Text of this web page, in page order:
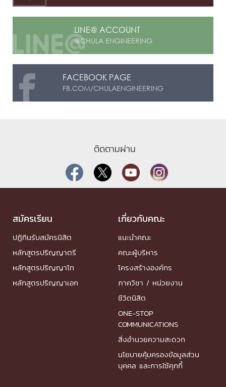
LINE@ ACCOUNT
@CHULA ENGINEERING
FACEBOOK PAGE
FB.COM/CHULAENGINEERING
ติดตามผ่าน
สมัครเรียน
ปฏิทินรับสมัครนิสิต
หลักสูตรปริญญาตรี
หลักสูตรปริญญาโท
หลักสูตรปริญญาเอก
เกี่ยวกับคณะ
แนะนำคณะ
คณะผู้บริหาร
โครงสร้างองค์กร
ภาควิชา / หน่วยงาน
ชีวิตนิสิต
ONE-STOP
COMMUNICATIONS
สิ่งอำนวยความสะดวก
นโยบายคุ้มครองข้อมูลส่วน
บุคคล และการใช้คุกกี้